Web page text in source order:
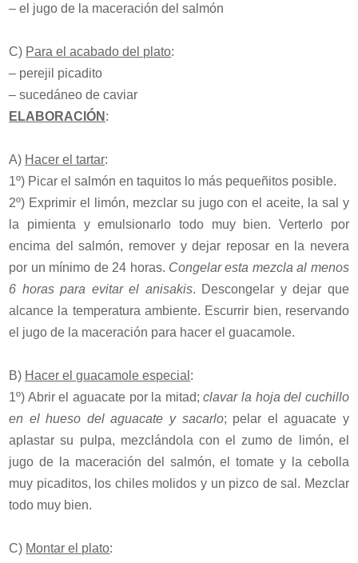
– el jugo de la maceración del salmón
C) Para el acabado del plato:
– perejil picadito
– sucedáneo de caviar
ELABORACIÓN :
A) Hacer el tartar:
1º) Picar el salmón en taquitos lo más pequeñitos posible.
2º) Exprimir el limón, mezclar su jugo con el aceite, la sal y
la pimienta y emulsionarlo todo muy bien. Verterlo por
encima del salmón, remover y dejar reposar en la nevera
por un mínimo de 24 horas. Congelar esta mezcla al menos
6 horas para evitar el anisakis. Descongelar y dejar que
alcance la temperatura ambiente. Escurrir bien, reservando
el jugo de la maceración para hacer el guacamole.
B) Hacer el guacamole especial :
1º) Abrir el aguacate por la mitad;clavar la hoja del cuchillo
en el hueso del aguacate y sacarlo; pelar el aguacate y
aplastar su pulpa, mezclándola con el zumo de limón, el
jugo de la maceración del salmón, el tomate y la cebolla
muy picaditos, los chiles molidos y un pizco de sal. Mezclar
todo muy bien.
C) Montar el plato: